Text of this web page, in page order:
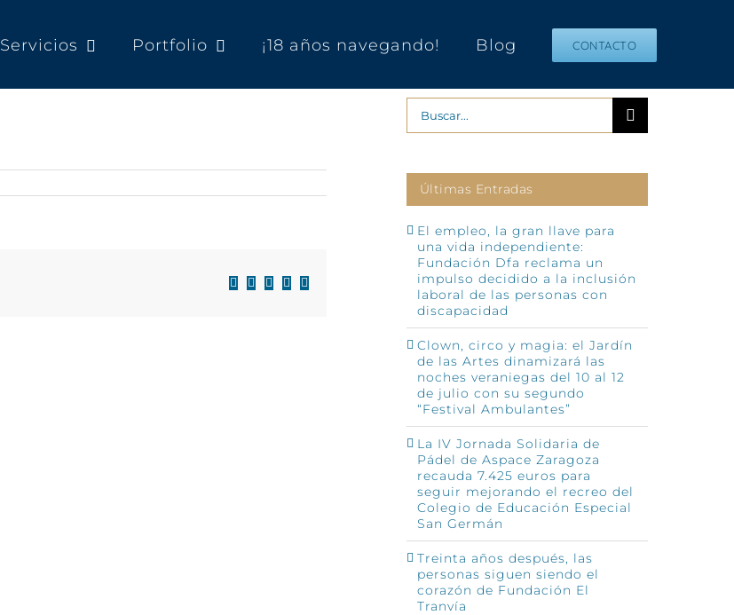
Servicios Portfolio ¡18 años navegando! Blog CONTACTO
Facebook
X LinkedIn
WhatsApp
Correo
Buscar:
Últimas Entradas
El empleo, la gran llave para
una vida independiente:
Fundación Dfa reclama un
impulso decidido a la inclusión
laboral de las personas con
discapacidad
Clown, circo y magia: el Jardín
de las Artes dinamizará las
noches veraniegas del 10 al 12
de julio con su segundo
“Festival Ambulantes”
La IV Jornada Solidaria de
Pádel de Aspace Zaragoza
recauda 7.425 euros para
seguir mejorando el recreo del
Colegio de Educación Especial
San Germán
Treinta años después, las
personas siguen siendo el
corazón de Fundación El
Tranvía